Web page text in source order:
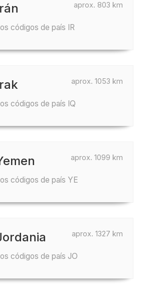
aprox. 803 km
códigos de país IR
aprox. 1053 km
códigos de país IQ
aprox. 1099 km
códigos de país YE
aprox. 1327 km
códigos de país JO